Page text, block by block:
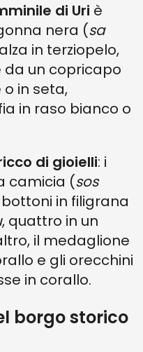
di Uri è
nera (sa
in terziopelo,
da un copricapo
o in seta,
in raso bianco o
di gioielli: i
camicia (sos
bottoni in filigrana
, quattro in un
il medaglione
e gli orecchini
in corallo.
borgo storico